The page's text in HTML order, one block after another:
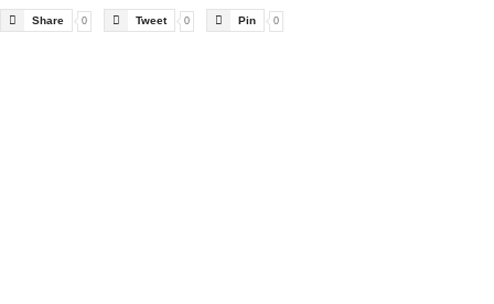
 Share 0  Tweet 0  Pin 0